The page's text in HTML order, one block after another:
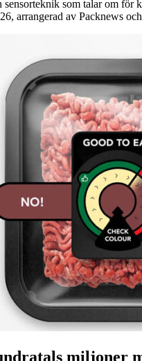
som talar om
arrangerad av Packnews
miljoner